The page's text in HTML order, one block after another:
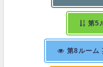
第5
第8ルーム